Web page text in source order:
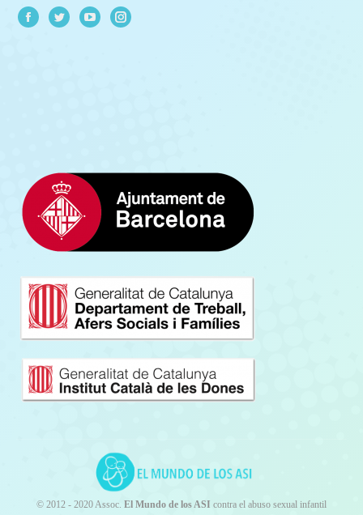
©️ 2012 - 2020 Assoc. El Mundo de los ASI contra el abuso sexual infantil